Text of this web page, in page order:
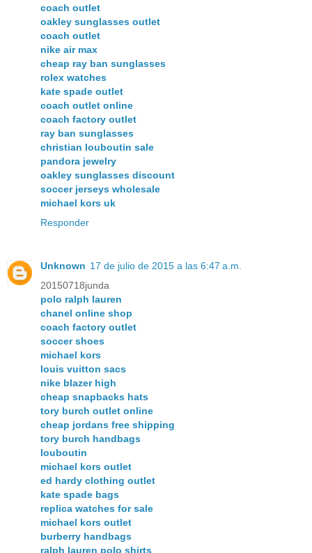
coach outlet
oakley sunglasses outlet
coach outlet
nike air max
cheap ray ban sunglasses
rolex watches
kate spade outlet
coach outlet online
coach factory outlet
ray ban sunglasses
christian louboutin sale
pandora jewelry
oakley sunglasses discount
soccer jerseys wholesale
michael kors uk
Responder
Unknown 17 de julio de 2015 a las 6:47 a.m.
20150718junda
polo ralph lauren
chanel online shop
coach factory outlet
soccer shoes
michael kors
louis vuitton sacs
nike blazer high
cheap snapbacks hats
tory burch outlet online
cheap jordans free shipping
tory burch handbags
louboutin
michael kors outlet
ed hardy clothing outlet
kate spade bags
replica watches for sale
michael kors outlet
burberry handbags
ralph lauren polo shirts